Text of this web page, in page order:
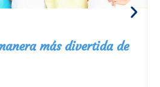
más divertida de